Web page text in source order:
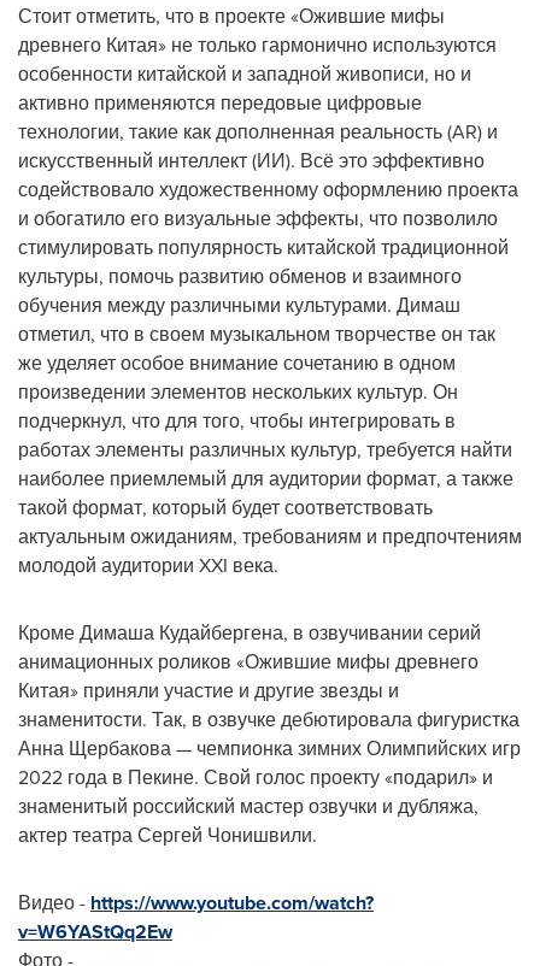
Стоит отметить, что в проекте «Ожившие мифы
древнего Китая» не только гармонично используются
особенности китайской и западной живописи, но и
активно применяются передовые цифровые
технологии, такие как дополненная реальность (AR) и
искусственный интеллект (ИИ). Всё это эффективно
содействовало художественному оформлению проекта
и обогатило его визуальные эффекты, что позволило
стимулировать популярность китайской традиционной
культуры, помочь развитию обменов и взаимного
обучения между различными культурами. Димаш
отметил, что в своем музыкальном творчестве он так
же уделяет особое внимание сочетанию в одном
произведении элементов нескольких культур. Он
подчеркнул, что для того, чтобы интегрировать в
работах элементы различных культур, требуется найти
наиболее приемлемый для аудитории формат, а также
такой формат, который будет соответствовать
актуальным ожиданиям, требованиям и предпочтениям
молодой аудитории XXI века.
Кроме Димаша Кудайбергена, в озвучивании серий
анимационных роликов «Ожившие мифы древнего
Китая» приняли участие и другие звезды и
знаменитости. Так, в озвучке дебютировала фигуристка
Анна Щербакова — чемпионка зимних Олимпийских игр
2022 года в Пекине. Свой голос проекту «подарил» и
знаменитый российский мастер озвучки и дубляжа,
актер театра Сергей Чонишвили.
Видео - https://www.youtube.com/watch?
v=W6YAStQq2Ew
Фото -